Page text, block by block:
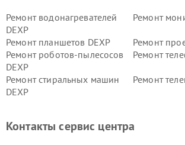
Ремонт водонагревателей
DEXP
Ремонт
Ремонт планшетов DEXP
Ремонт
Ремонт роботов-пылесосов
DEXP
Ремонт
Ремонт стиральных машин
DEXP
Ремонт
Ремонт серверов DEXP
Ремонт
Контакты сервис центра